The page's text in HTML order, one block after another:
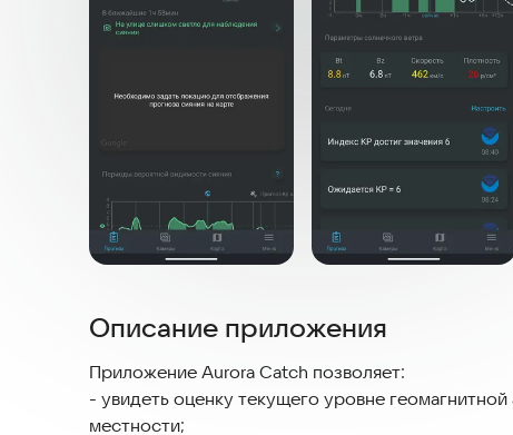
Описание приложения
Приложение Aurora Catch позволяет:
- увидеть оценку текущего уровне
местности;